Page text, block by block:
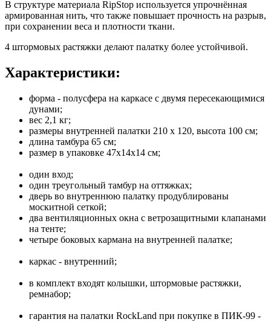
В структуре материала RipStop используется упрочнённая
армированная нить, что также повышает прочность на разрыв,
при сохранении веса и плотности ткани.
4 штормовых растяжки делают палатку более устойчивой.
Характеристики:
форма - полусфера на каркасе с двумя пересекающимися
дунами;
вес 2,1 кг;
размеры внутренней палатки 210 х 120, высота 100 см;
длина тамбура 65 см;
размер в упаковке 47х14х14 см;
один вход;
один треугольный тамбур на оттяжках;
дверь во внутреннюю палатку продублированы
москитной сеткой;
два вентиляционных окна с ветрозащитными клапанами
на тенте;
четыре боковых кармана на внутренней палатке;
каркас - внутренний;
в комплект входят колышки, штормовые растяжки,
ремнабор;
гарантия на палатки RockLand при покупке в ПИК-99 -